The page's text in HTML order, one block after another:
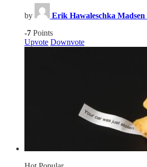
by Erik Hawaleschka Madsen
-7 Points
Upvote Downvote